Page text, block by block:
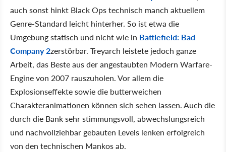
auch sonst hinkt Black Ops technisch manch aktuellem
Genre-Standard leicht hinterher. So ist etwa die
Umgebung statisch und nicht wie in Battlefield: Bad
Company 2zerstörbar. Treyarch leistete jedoch ganze
Arbeit, das Beste aus der angestaubten Modern Warfare-
Engine von 2007 rauszuholen. Vor allem die
Explosionseffekte sowie die butterweichen
Charakteranimationen können sich sehen lassen. Auch die
durch die Bank sehr stimmungsvoll, abwechslungsreich
und nachvollziehbar gebauten Levels lenken erfolgreich
von den technischen Mankos ab.